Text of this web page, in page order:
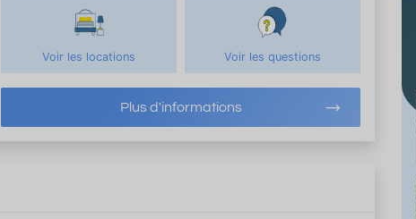
Voir les locations Voir les questions
Plus d'informations